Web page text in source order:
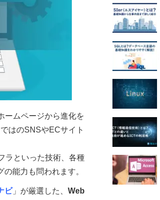
ームページから進化を
はのSNSやECサイト
ラといった技術、各種
能力も問われます。
ビ」が厳選した、 Web